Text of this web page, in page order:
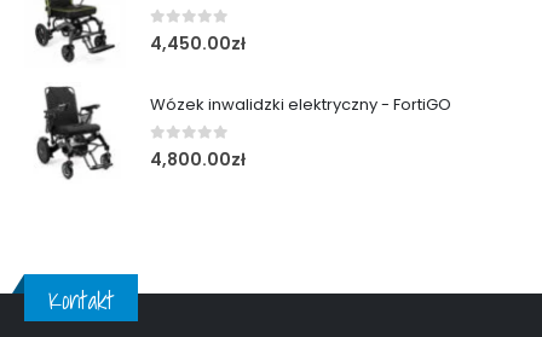
0out of 5
4,450.00zł
Wózek inwalidzki elektryczny - FortiGO
0out of 5
4,800.00zł
Kontakt